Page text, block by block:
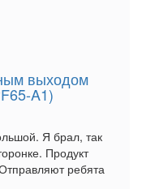
выходом
A1)
Я брал, так
Продукт
ребята